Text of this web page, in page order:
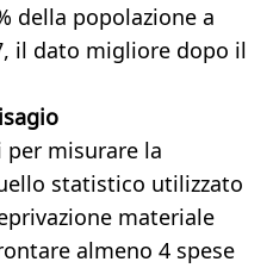
della popolazione a
il dato migliore dopo il
misurare la
statistico utilizzato
materiale
almeno 4 spese